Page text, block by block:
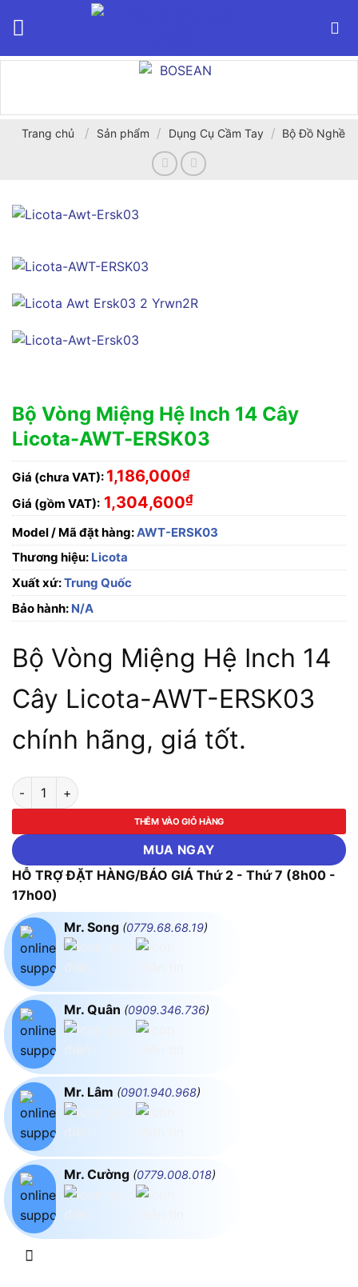
Trang chủ / Sản phẩm / Dụng Cụ Cầm Tay / Bộ Đồ Nghề
Bộ Vòng Miệng Hệ Inch 14 Cây
Licota-AWT-ERSK03
Giá (chưa VAT): 1,186,000₫
Giá (gồm VAT): 1,304,600₫
Model / Mã đặt hàng:AWT-ERSK03
Thương hiệu: Licota
Xuất xứ:Trung Quốc
Bảo hành: N/A
Bộ Vòng Miệng Hệ Inch 14
Cây Licota-AWT-ERSK03
chính hãng, giá tốt.
Bộ Vòng Miệng Hệ Inch 14 Cây Licota-AWT-ERSK03 số lượng
THÊM VÀO GIỎ HÀNG
MUA NGAY
HỖ TRỢ ĐẶT HÀNG/BÁO GIÁ Thứ 2 - Thứ 7 (8h00 -
17h00)
Mr. Song (0779.68.68.19)
Mr. Quân (0909.346.736)
Mr. Lâm (0901.940.968)
Mr. Cường (0779.008.018)